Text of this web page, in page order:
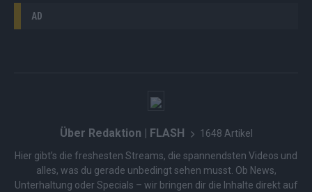
AD
Über Redaktion | FLASH 1648 Artikel
Hier gibt’s die freshesten Streams, die spannendsten Videos und
alles, was du gerade unbedingt sehen musst. Ob News,
Unterhaltung oder Specials – wir bringen dir die Inhalte direkt auf